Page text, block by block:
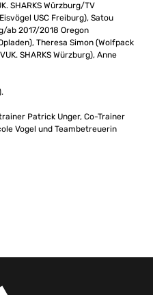
SHARKS Würzburg/TV
USC Freiburg), Satou
ab 2017/2018 Oregon
Theresa Simon (Wolfpack
SHARKS Würzburg), Anne
Patrick Unger, Co-Trainer
Vogel und Teambetreuerin